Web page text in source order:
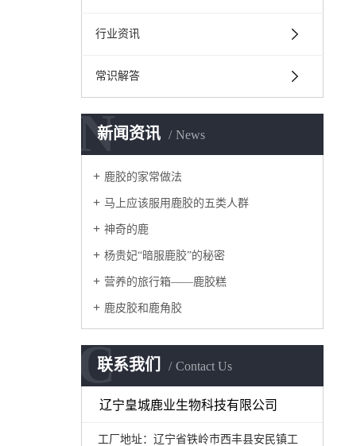
行业资讯
常识解答
新闻资讯 News
N
鹿胶的家常做法
马上应该服用鹿胶的五类人群
神奇的鹿
杨贵妃“暗服鹿胶”的秘密
营养的旅行箱——鹿胶糕
鹿皮胶和鹿角胶
联系我们 Contact Us
C
辽宁皇城鹿业生物科技有限公司
工厂地址：辽宁省铁岭市西丰县安民镇工